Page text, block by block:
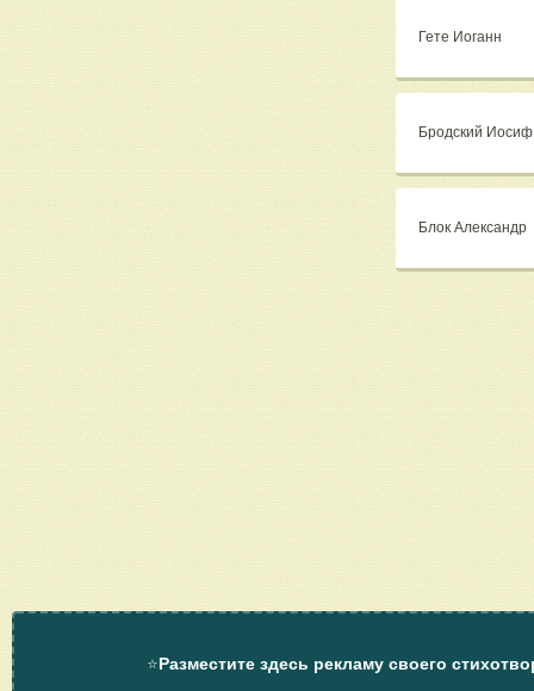
Гете Иоганн
Бродский Иосиф
Блок Александр
⭐Разместите здесь рекламу своего